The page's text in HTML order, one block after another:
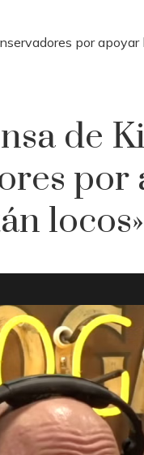
por apoyar
de
por
locos»